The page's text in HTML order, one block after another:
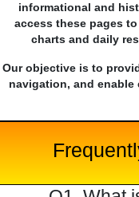
informational and
access these pages
charts and daily
Our objective is to
navigation, and